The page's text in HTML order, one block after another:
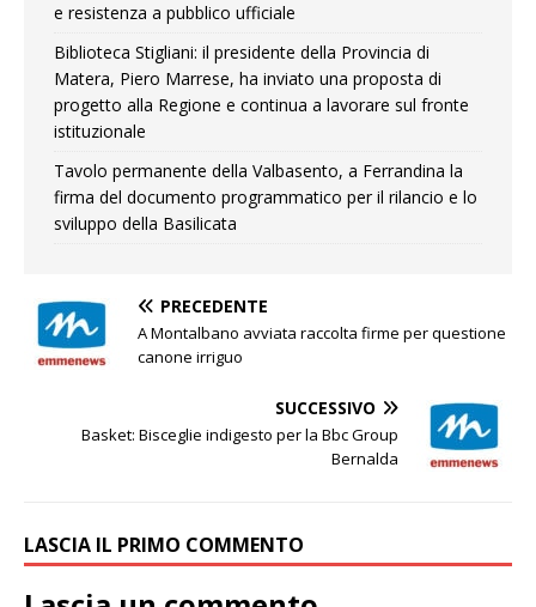
e resistenza a pubblico ufficiale
Biblioteca Stigliani: il presidente della Provincia di
Matera, Piero Marrese, ha inviato una proposta di
progetto alla Regione e continua a lavorare sul fronte
istituzionale
Tavolo permanente della Valbasento, a Ferrandina la
firma del documento programmatico per il rilancio e lo
sviluppo della Basilicata
PRECEDENTE
A Montalbano avviata raccolta firme per questione
canone irriguo
SUCCESSIVO
Basket: Bisceglie indigesto per la Bbc Group
Bernalda
LASCIA IL PRIMO COMMENTO